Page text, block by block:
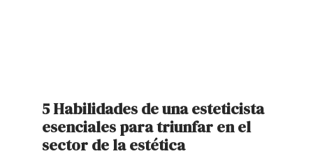
5 Habilidades de una esteticista
esenciales para triunfar en el
sector de la estética